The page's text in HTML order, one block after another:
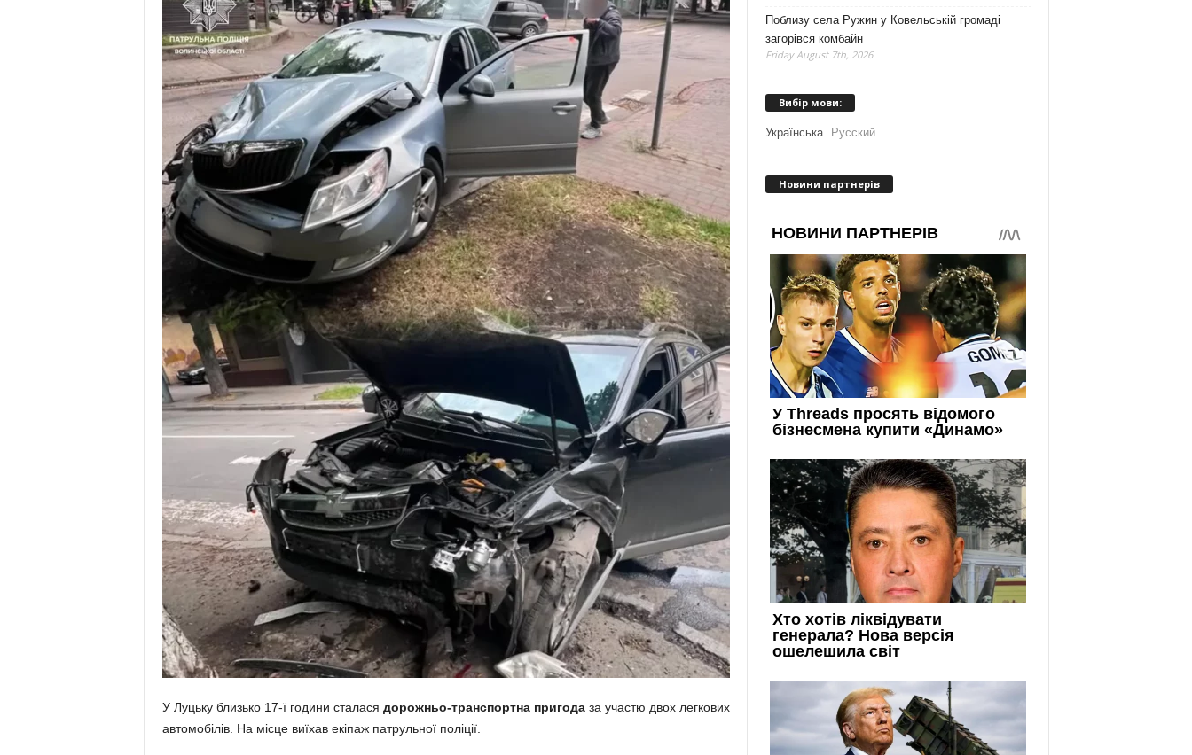
У Луцьку близько 17-ї години сталася дорожньо-транспортна пригодаза участю двох легкових
автомобілів. На місце виїхав екіпаж патрульної поліції.
Поблизу села Ружин у Ковельській громаді
загорівся комбайн
Friday August 7th, 2026
Вибір мови:
Українська Русский
Новини партнерів